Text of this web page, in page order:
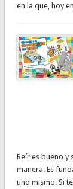
en la que, hoy
Reír es bueno y
manera. Es
uno mismo. Si